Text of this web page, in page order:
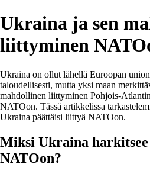
Ukraina ja sen
liittyminen
Ukraina on ollut lähellä Euroopan
taloudellisesti, mutta yksi maan
mahdollinen liittyminen Pohjois-
NATOon. Tässä artikkelissa
Ukraina päättäisi liittyä NATOon.
Miksi Ukraina
NATOon?